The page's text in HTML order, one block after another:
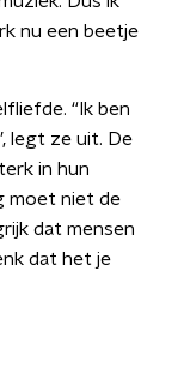
nu een beetje
“Ik ben
legt ze uit. De
in hun
moet niet de
dat mensen
dat het je